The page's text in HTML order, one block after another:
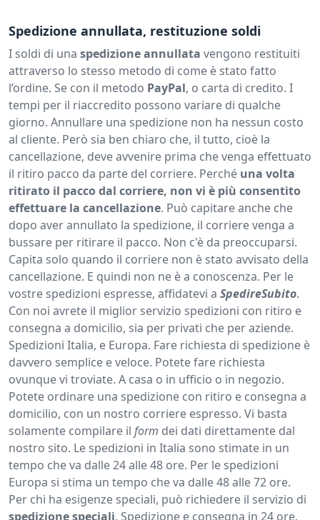
Spedizione annullata, restituzione soldi
I soldi di una spedizione annullata vengono restituiti
attraverso lo stesso metodo di come è stato fatto
l’ordine. Se con il metodo PayPal, o carta di credito. I
tempi per il riaccredito possono variare di qualche
giorno. Annullare una spedizione non ha nessun costo
al cliente. Però sia ben chiaro che, il tutto, cioè la
cancellazione, deve avvenire prima che venga effettuato
il ritiro pacco da parte del corriere. Perché una volta
ritirato il pacco dal corriere, non vi è più consentito
effettuare la cancellazione. Può capitare anche che
dopo aver annullato la spedizione, il corriere venga a
bussare per ritirare il pacco. Non c'è da preoccuparsi.
Capita solo quando il corriere non è stato avvisato della
cancellazione. E quindi non ne è a conoscenza. Per le
vostre spedizioni espresse, affidatevi a SpedireSubito.
Con noi avrete il miglior servizio spedizioni con ritiro e
consegna a domicilio, sia per privati che per aziende.
Spedizioni Italia, e Europa. Fare richiesta di spedizione è
davvero semplice e veloce. Potete fare richiesta
ovunque vi troviate. A casa o in ufficio o in negozio.
Potete ordinare una spedizione con ritiro e consegna a
domicilio, con un nostro corriere espresso. Vi basta
solamente compilare il form dei dati direttamente dal
nostro sito. Le spedizioni in Italia sono stimate in un
tempo che va dalle 24 alle 48 ore. Per le spedizioni
Europa si stima un tempo che va dalle 48 alle 72 ore.
Per chi ha esigenze speciali, può richiedere il servizio di
spedizionespeciali. Spedizione e consegna in 24 ore.